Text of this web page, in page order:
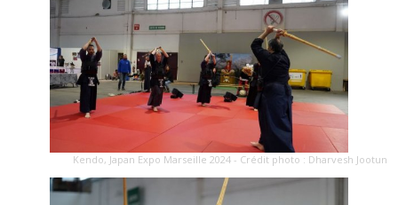
Kendo, Japan Expo Marseille 2024 - Crédit photo : Dharvesh Jootun